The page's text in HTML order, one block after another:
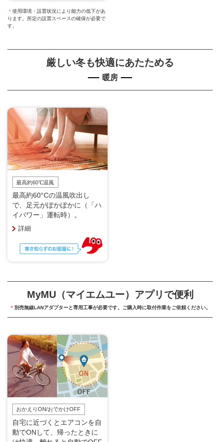
＊ 使用環境・設置状況により能力の低下があ
ります。所定の設置スペースの確保が必要で
す。
厳しい冬も快適にあたためる
暖房
最高約60℃温風
最高約60°Cの温風吹出し
で、足元がぽかぽかに（「ハ
イパワー」運転時）。
詳細
MyMU（マイエムユー）アプリで便利
＊ 別売無線LANアダプターと専用工事が必要です。ご購入時に取付作業をご依頼ください。
おかえりON/おでかけOFF
自宅に近づくとエアコンを自
動でONして、帰ったときに